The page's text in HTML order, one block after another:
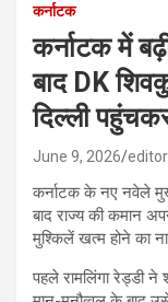
कर्नाटक
कर्नाटक में
बाद DK
दिल्ली
June 9, 2026 editor
कर्नाटक के नए नवेले
बाद राज्य की कमान
मुश्किलें खत्म होने का
पहले रामलिंगा रेड्डी